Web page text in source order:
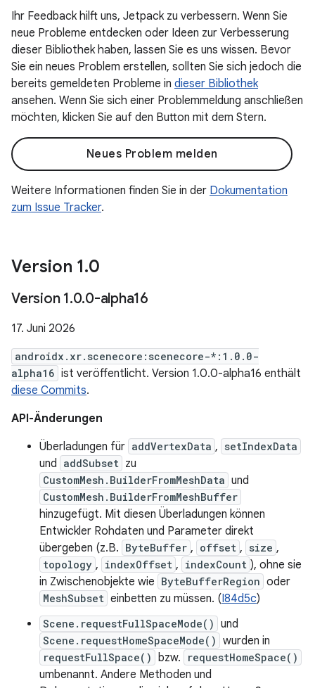
Ihr Feedback hilft uns, Jetpack zu verbessern. Wenn Sie
neue Probleme entdecken oder Ideen zur Verbesserung
dieser Bibliothek haben, lassen Sie es uns wissen. Bevor
Sie ein neues Problem erstellen, sollten Sie sich jedoch die
bereits gemeldeten Probleme in dieser Bibliothek
ansehen. Wenn Sie sich einer Problemmeldung anschließen
möchten, klicken Sie auf den Button mit dem Stern.
Neues Problem melden
Weitere Informationen finden Sie in der Dokumentation
zum Issue Tracker.
Version 1.0
Version 1.0.0-alpha16
17. Juni 2026
androidx.xr.scenecore:scenecore-*:1.0.0-
alpha16 ist veröffentlicht. Version 1.0.0-alpha16 enthält
diese Commits.
API-Änderungen
Überladungen für addVertexData , setIndexData
und addSubset zu
CustomMesh.BuilderFromMeshData und
CustomMesh.BuilderFromMeshBuffer
hinzugefügt. Mit diesen Überladungen können
Entwickler Rohdaten und Parameter direkt
übergeben (z.B. ByteBuffer , offset , size ,
topology , indexOffset , indexCount ), ohne sie
in Zwischenobjekte wie ByteBufferRegion oder
MeshSubset einbetten zu müssen. (I84d5c)
Scene.requestFullSpaceMode() und
Scene.requestHomeSpaceMode() wurden in
requestFullSpace() bzw. requestHomeSpace()
umbenannt. Andere Methoden und